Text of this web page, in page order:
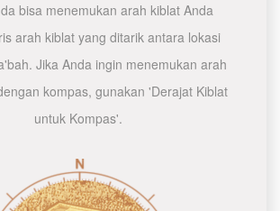
bisa menemukan arah kiblat Anda
arah kiblat yang ditarik antara lokasi
Jika Anda ingin menemukan arah
kompas, gunakan 'Derajat Kiblat
untuk Kompas'.